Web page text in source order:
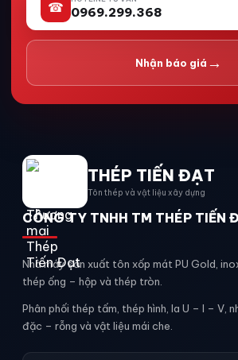
☎ 0969.299.368
Nhận báo giá →
THÉP TIẾN ĐẠT
Tôn thép và vật liệu xây dựng
CÔNG TY TNHH TM THÉP TIẾN
Nhà máy sản xuất tôn xốp mát PU Gold,
thép ống – hộp và thép tròn.
Phân phối thép tấm, thép hình, la U – I – V,
đặc – rỗng và vật liệu mái che.